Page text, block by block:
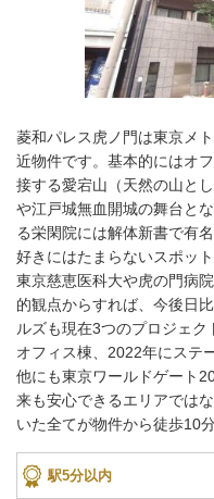
菱和パレス虎ノ門は東京メ
近物件です。基本的にはオ
接する愛宕山（天然の山と
や江戸城無血開城の舞台と
る栄閑院には解体新書で有
好きにはたまらないスポッ
東京慈恵医科大や虎の門病
的観点からすれば、今後日
ルズも現在3つのプロジェク
オフィス棟、2022年にステ
他にも東京ワールドゲート
来も安心できるエリアでは
いた全てが物件から徒歩10
駅5分以内